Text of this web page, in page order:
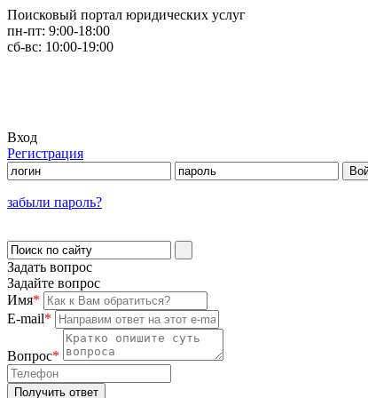
Поисковый портал юридических услуг
пн-пт: 9:00-18:00
сб-вс: 10:00-19:00
Вход
Регистрация
забыли пароль?
Задать вопрос
Задайте вопрос
Имя*
E-mail*
Вопрос*